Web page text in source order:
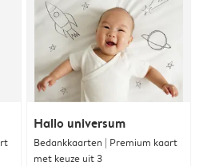
Hallo universum
Bedankkaarten | Premium kaart
met keuze uit 3